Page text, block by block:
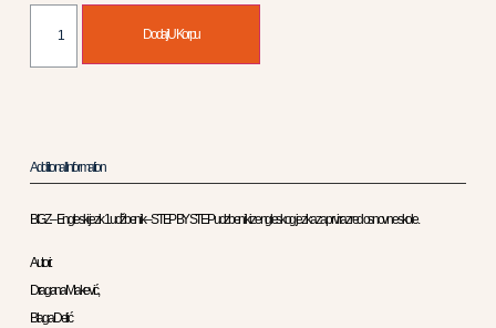
Dodaj U Korpu
Additional Information
BIGZ – Engleski jezik 1 udžbenik – STEP BY STEP udzbenik iz engleskog jezika za prvi razred osnovne skole .
Autori:
Dragana Makević,
Blaga Delić